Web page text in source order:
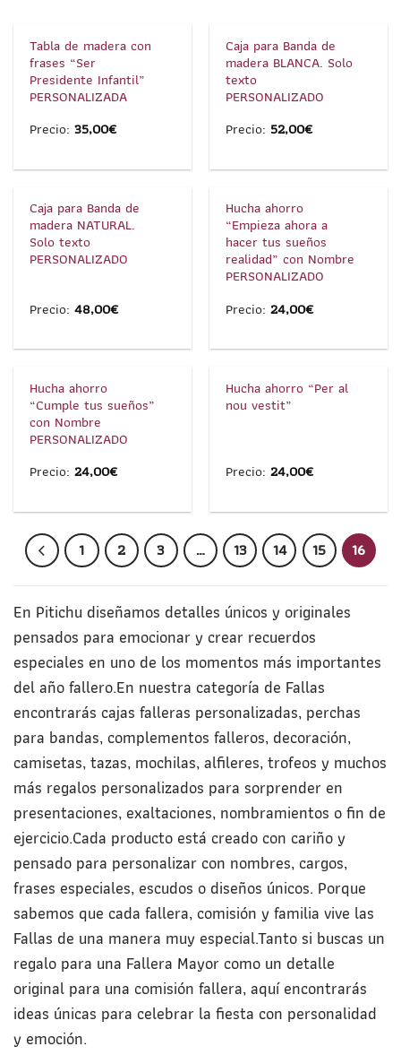
Tabla de madera con
frases “Ser
Presidente Infantil”
PERSONALIZADA
Precio:35,00€
Caja para Banda de
madera BLANCA. Solo
texto
PERSONALIZADO
Precio:52,00€
1/4
Caja para Banda de
madera NATURAL.
Solo texto
PERSONALIZADO
Precio:48,00€
1/3
Hucha ahorro
“Empieza ahora a
hacer tus sueños
realidad” con Nombre
PERSONALIZADO
Precio:24,00€
1/3
Hucha ahorro
“Cumple tus sueños”
con Nombre
PERSONALIZADO
Precio:24,00€
1/2
Hucha ahorro “Per al
nou vestit”
Precio:24,00€
1 2 3 … 13 14 15 16
En Pitichu diseñamos detalles únicos y originales
pensados para emocionar y crear recuerdos
especiales en uno de los momentos más importantes
del año fallero.En nuestra categoría de Fallas
encontrarás cajas falleras personalizadas, perchas
para bandas, complementos falleros, decoración,
camisetas, tazas, mochilas, alfileres, trofeos y muchos
más regalos personalizados para sorprender en
presentaciones, exaltaciones, nombramientos o fin de
ejercicio.Cada producto está creado con cariño y
pensado para personalizar con nombres, cargos,
frases especiales, escudos o diseños únicos. Porque
sabemos que cada fallera, comisión y familia vive las
Fallas de una manera muy especial.Tanto si buscas un
regalo para una Fallera Mayor como un detalle
original para una comisión fallera, aquí encontrarás
ideas únicas para celebrar la fiesta con personalidad
y emoción.